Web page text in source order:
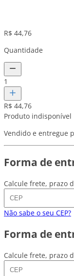
R$ 44,76
Quantidade
1
R$ 44,76
Produto indisponível
Vendido e entregue
Forma de
Calcule frete, prazo
Não sabe o seu CEP?
Forma de
Calcule frete, prazo